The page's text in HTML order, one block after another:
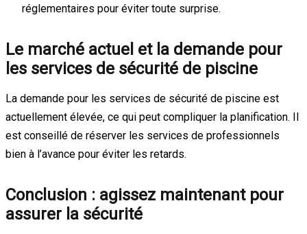
réglementaires pour éviter toute surprise.
Le marché actuel et la demande pour
les services de sécurité de piscine
La demande pour les services de sécurité de piscine est
actuellement élevée, ce qui peut compliquer la planification. Il
est conseillé de réserver les services de professionnels
bien à l’avance pour éviter les retards.
Conclusion : agissez maintenant pour
assurer la sécurité